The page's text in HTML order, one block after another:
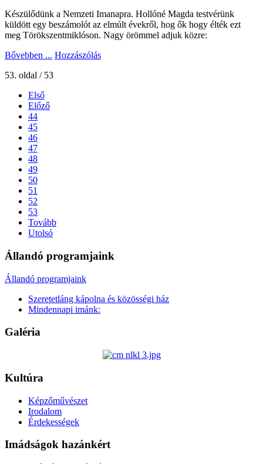
Készülődünk a Nemzeti Imanapra. Hollóné Magda testvérünk
küldött egy beszámolót az elmúlt évekről, hog ők hogy élték ezt
meg Törökszentmiklóson. Nagy örömmel adjuk közre:
Bővebben ... Hozzászólás
53. oldal / 53
Első
Előző
44
45
46
47
48
49
50
51
52
53
Tovább
Utolsó
Állandó programjaink
Állandó programjaink
Szeretetláng kápolna és közösségi ház
Mindennapi imánk:
Galéria
Kultúra
Képzőművészet
Irodalom
Érdekességek
Imádságok hazánkért